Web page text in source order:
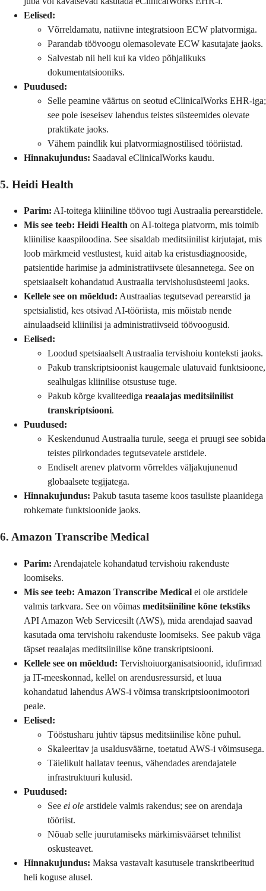
Eelised:
Võrreldamatu, natiivne integratsioon ECW platvormiga.
Parandab töövoogu olemasolevate ECW kasutajate jaoks.
Salvestab nii heli kui ka video põhjalikuks
dokumentatsiooniks.
Puudused:
Selle peamine väärtus on seotud eClinicalWorks EHR-iga;
see pole iseseisev lahendus teistes süsteemides olevate
praktikate jaoks.
Vähem paindlik kui platvormiagnostilised tööriistad.
Hinnakujundus: Saadaval eClinicalWorks kaudu.
5. Heidi Health
Parim: AI-toitega kliiniline töövoo tugi Austraalia perearstidele.
Mis see teeb: Heidi Health on AI-toitega platvorm, mis toimib
kliinilise kaaspiloodina. See sisaldab meditsiinilist kirjutajat, mis
loob märkmeid vestlustest, kuid aitab ka eristusdiagnooside,
patsientide harimise ja administratiivsete ülesannetega. See on
spetsiaalselt kohandatud Austraalia tervishoiusüsteemi jaoks.
Kellele see on mõeldud: Austraalias tegutsevad perearstid ja
spetsialistid, kes otsivad AI-tööriista, mis mõistab nende
ainulaadseid kliinilisi ja administratiivseid töövoogusid.
Eelised:
Loodud spetsiaalselt Austraalia tervishoiu konteksti jaoks.
Pakub transkriptsioonist kaugemale ulatuvaid funktsioone,
sealhulgas kliinilise otsustuse tuge.
Pakub kõrge kvaliteediga reaalajas meditsiinilist
transkriptsiooni.
Puudused:
Keskendunud Austraalia turule, seega ei pruugi see sobida
teistes piirkondades tegutsevatele arstidele.
Endiselt arenev platvorm võrreldes väljakujunenud
globaalsete tegijatega.
Hinnakujundus: Pakub tasuta taseme koos tasuliste plaanidega
rohkemate funktsioonide jaoks.
6. Amazon Transcribe Medical
Parim: Arendajatele kohandatud tervishoiu rakenduste
loomiseks.
Mis see teeb: Amazon Transcribe Medical ei ole arstidele
valmis tarkvara. See on võimas meditsiiniline kõne tekstiks
API Amazon Web Servicesilt (AWS), mida arendajad saavad
kasutada oma tervishoiu rakenduste loomiseks. See pakub väga
täpset reaalajas meditsiinilise kõne transkriptsiooni.
Kellele see on mõeldud: Tervishoiuorganisatsioonid, idufirmad
ja IT-meeskonnad, kellel on arendusressursid, et luua
kohandatud lahendus AWS-i võimsa transkriptsioonimootori
peale.
Eelised:
Tööstusharu juhtiv täpsus meditsiinilise kõne puhul.
Skaleeritav ja usaldusväärne, toetatud AWS-i võimsusega.
Täielikult hallatav teenus, vähendades arendajatele
infrastruktuuri kulusid.
Puudused:
See ei ole arstidele valmis rakendus; see on arendaja
tööriist.
Nõuab selle juurutamiseks märkimisväärset tehnilist
oskusteavet.
Hinnakujundus: Maksa vastavalt kasutusele transkribeeritud
heli koguse alusel.